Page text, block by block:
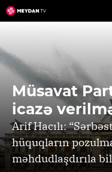
Skip
to
Müsavat
icazə
Arif Hacılı:
hüquqların
məhdudlaşdırıla